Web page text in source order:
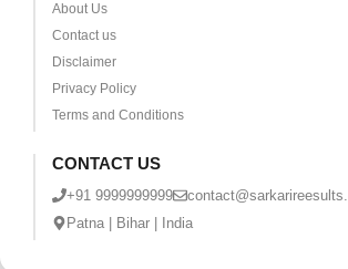
About Us
Contact us
Disclaimer
Privacy Policy
Terms and Conditions
CONTACT US
+91 9999999999
Patna | Bihar | India